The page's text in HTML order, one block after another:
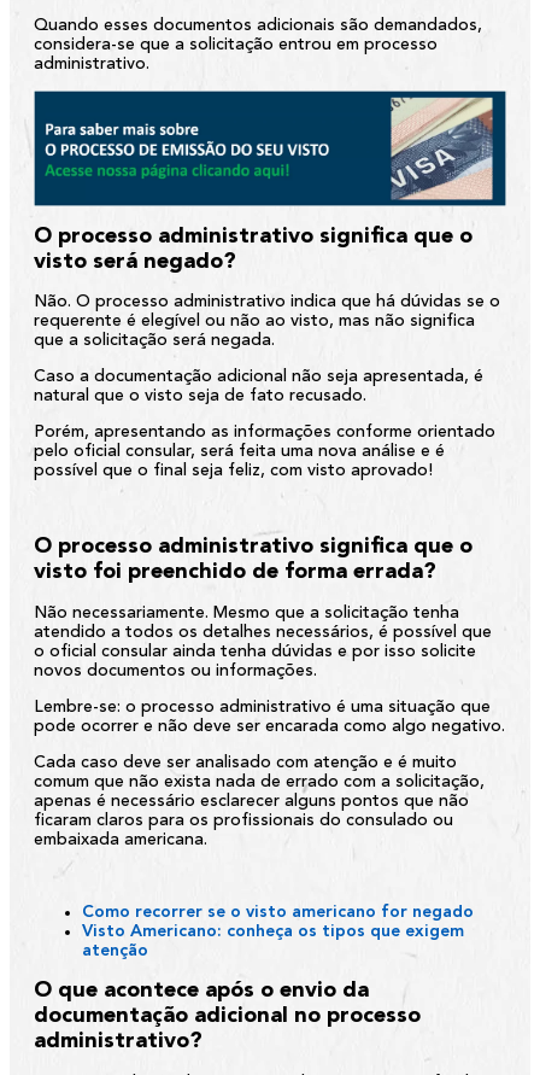
Quando esses documentos adicionais são demandados,
considera-se que a solicitação entrou em processo
administrativo.
O processo administrativo significa que o
visto será negado?
Não. O processo administrativo indica que há dúvidas se o
requerente é elegível ou não ao visto, mas não significa
que a solicitação será negada.
Caso a documentação adicional não seja apresentada, é
natural que o visto seja de fato recusado.
Porém, apresentando as informações conforme orientado
pelo oficial consular, será feita uma nova análise e é
possível que o final seja feliz, com visto aprovado!
O processo administrativo significa que o
visto foi preenchido de forma errada?
Não necessariamente. Mesmo que a solicitação tenha
atendido a todos os detalhes necessários, é possível que
o oficial consular ainda tenha dúvidas e por isso solicite
novos documentos ou informações.
Lembre-se: o processo administrativo é uma situação que
pode ocorrer e não deve ser encarada como algo negativo.
Cada caso deve ser analisado com atenção e é muito
comum que não exista nada de errado com a solicitação,
apenas é necessário esclarecer alguns pontos que não
ficaram claros para os profissionais do consulado ou
embaixada americana.
Como recorrer se o visto americano for negado
Visto Americano: conheça os tipos que exigem
atenção
O que acontece após o envio da
documentação adicional no processo
administrativo?